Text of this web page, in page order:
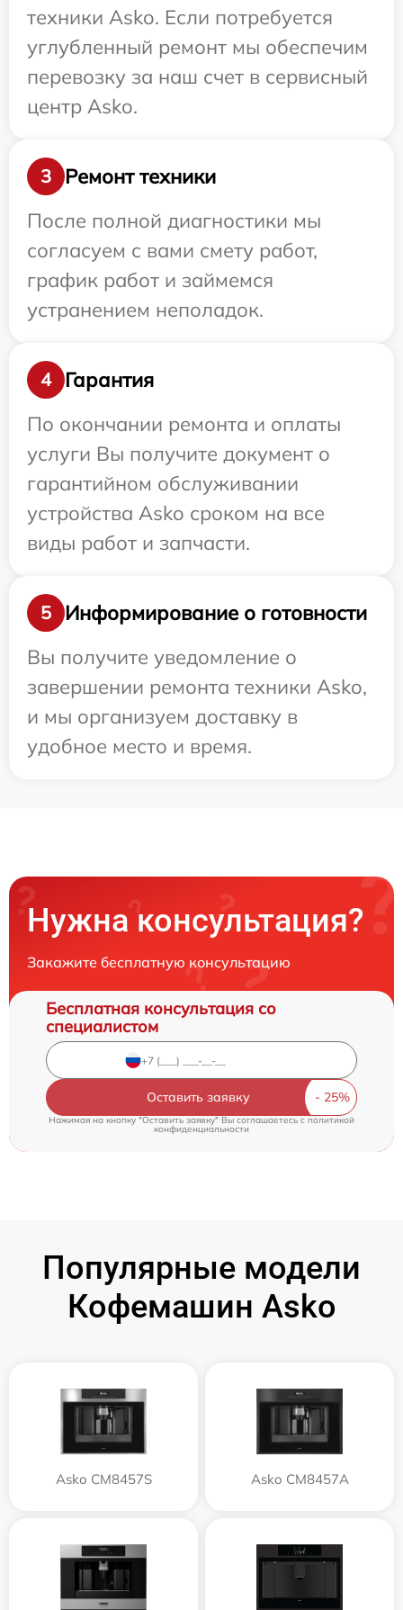
техники Asko. Если потребуется
углубленный ремонт мы обеспечим
перевозку за наш счет в сервисный
центр Asko.
3
Ремонт техники
После полной диагностики мы
согласуем с вами смету работ,
график работ и займемся
устранением неполадок.
4
Гарантия
По окончании ремонта и оплаты
услуги Вы получите документ о
гарантийном обслуживании
устройства Asko сроком на все
виды работ и запчасти.
5
Информирование о готовности
Вы получите уведомление о
завершении ремонта техники Asko,
и мы организуем доставку в
удобное место и время.
Нужна консультация?
Закажите бесплатную консультацию
Бесплатная консультация со
специалистом
Оставить заявку
Нажимая на кнопку "Оставить заявку" Вы соглашаетесь c политикой
конфиденциальности
Популярные модели
Кофемашин Asko
Asko CM8457S Asko CM8457A